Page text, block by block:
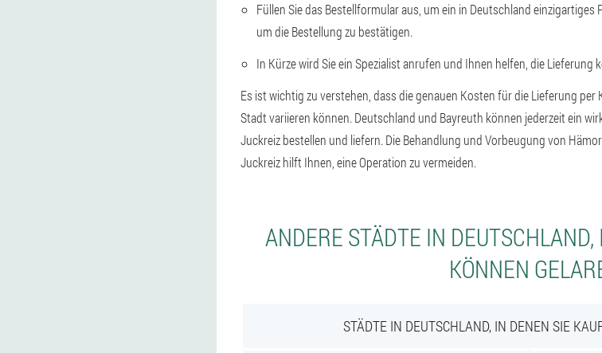
Füllen Sie das Bestellformular aus, um ein in Deutschland einzigartiges
um die Bestellung zu bestätigen.
In Kürze wird Sie ein Spezialist anrufen und Ihnen helfen, die Lieferung
Es ist wichtig zu verstehen, dass die genauen Kosten für die Lieferung per
Stadt variieren können. Deutschland und Bayreuth können jederzeit ein
Juckreiz bestellen und liefern. Die Behandlung und Vorbeugung von
Juckreiz hilft Ihnen, eine Operation zu vermeiden.
ANDERE STÄDTE IN
KÖNNEN
STÄDTE IN DEUTSCHLAND, IN DENEN SIE